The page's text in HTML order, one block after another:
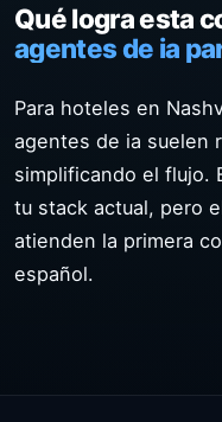
Qué logra esta
agentes de ia
Para hoteles en
agentes de ia suelen
simplificando el flujo.
tu stack actual, pero
atienden la primera
español.